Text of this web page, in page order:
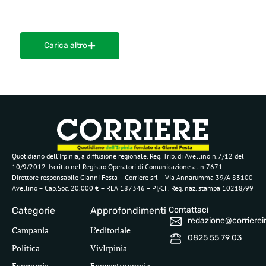
Carica altro
Quotidiano dell’Irpinia, a diffusione regionale. Reg. Trib. di Avellino n.7/12 del
10/9/2012. Iscritto nel Registro Operatori di Comunicazione al n.7671
Direttore responsabile Gianni Festa – Corriere srl – Via Annarumma 39/A 83100
Avellino – Cap.Soc. 20.000 € – REA 187346 – PI/CF. Reg. naz. stampa 10218/99
Categorie
Campania
Politica
Approfondimenti
L’editoriale
VivIrpinia
Contattaci
0825 55 79 03